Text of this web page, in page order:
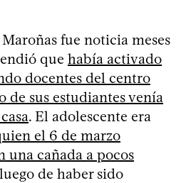
fue noticia meses
que había activado
docentes del centro
de sus estudiantes venía
. El adolescente era
el 6 de marzo
una cañada a pocos
de haber sido